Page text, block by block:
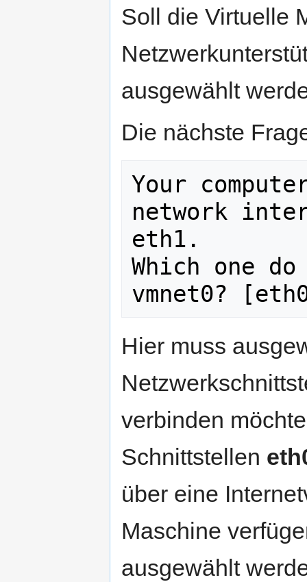
Soll die Virtuelle
ausgewählt
Die nächste
Your
network
eth1.
Which one
vmnet0?
Hier muss
verbinden
Schnittstellen
über eine
Maschine
ausgewählt